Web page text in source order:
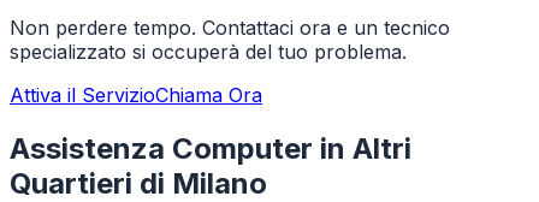
Non perdere tempo. Contattaci ora e un tecnico
specializzato si occuperà del tuo problema.
Attiva il ServizioChiama Ora
Assistenza Computer in Altri
Quartieri di Milano